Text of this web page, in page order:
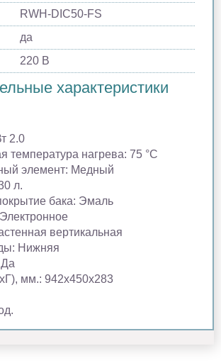
RWH-DIC50-FS
да
220 В
характеристики
2.0
температура нагрева: 75 °С
элемент: Медный
л.
бака: Эмаль
вертикальная
Нижняя
мм.: 942х450х283